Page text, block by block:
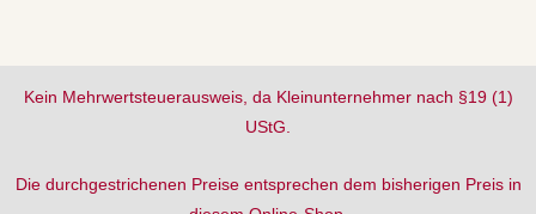
Kein Mehrwertsteuerausweis, da Kleinunternehmer nach §19 (1)
UStG.
Die durchgestrichenen Preise entsprechen dem bisherigen Preis in